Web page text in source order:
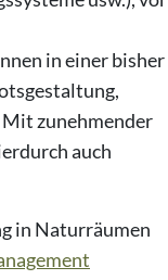
in einer bisher
zunehmender
auch
in Naturräumen